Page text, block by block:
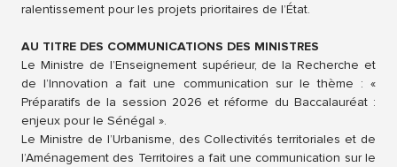
ralentissement pour les projets prioritaires de l’État.
AU TITRE DES COMMUNICATIONS DES MINISTRES
Le Ministre de l’Enseignement supérieur, de la Recherche et
de l’Innovation a fait une communication sur le thème : «
Préparatifs de la session 2026 et réforme du Baccalauréat :
enjeux pour le Sénégal ».
Le Ministre de l’Urbanisme, des Collectivités territoriales et de
l’Aménagement des Territoires a fait une communication sur le